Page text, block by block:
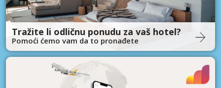
Tražite li odličnu ponudu za vaš hotel?
Pomoći ćemo vam da to pronađete